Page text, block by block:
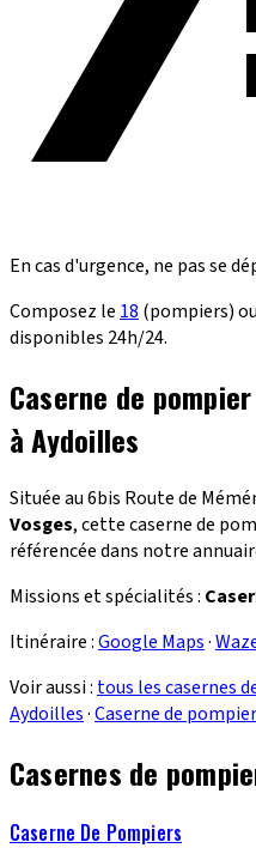
En cas d'urgence, ne pas se
Composez le 18 (pompiers)
disponibles 24h/24.
Caserne de
à Aydoilles
Située au 6bis Route de
Vosges, cette caserne de
référencée dans notre
Missions et spécialités :
Itinéraire :Google Maps·
Voir aussi : tous les casernes
Aydoilles·Caserne de
Casernes de
Caserne De Pompiers